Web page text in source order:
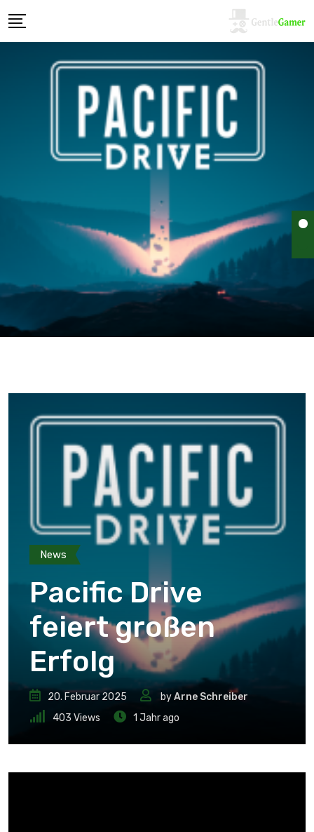
News
Pacific Drive
feiert großen
Erfolg
20. Februar 2025 byArne Schreiber
403 Views 1 Jahr ago